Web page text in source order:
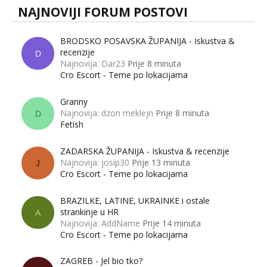
NAJNOVIJI FORUM POSTOVI
D
BRODSKO POSAVSKA ŽUPANIJA - Iskustva &
recenzije
Najnovija: Dar23 Prije 8 minuta
Cro Escort - Teme po lokacijama
D
Granny
Najnovija: dzon meklejn Prije 8 minuta
Fetish
J
ZADARSKA ŽUPANIJA - Iskustva & recenzije
Najnovija: josip30 Prije 13 minuta
Cro Escort - Teme po lokacijama
A
BRAZILKE, LATINE, UKRAINKE i ostale
strankinje u HR
Najnovija: AddName Prije 14 minuta
Cro Escort - Teme po lokacijama
ZAGREB - Jel bio tko?